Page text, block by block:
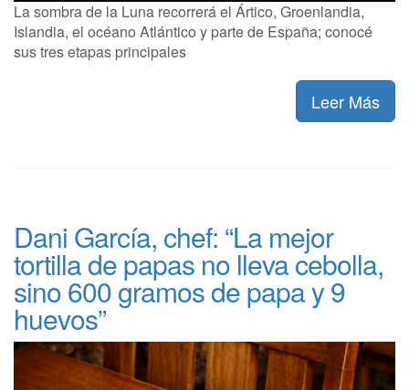
La sombra de la Luna recorrerá el Ártico, Groenlandia,
Islandia, el océano Atlántico y parte de España; conocé
sus tres etapas principales
Leer Más
Dani García, chef: “La mejor
tortilla de papas no lleva cebolla,
sino 600 gramos de papa y 9
huevos”